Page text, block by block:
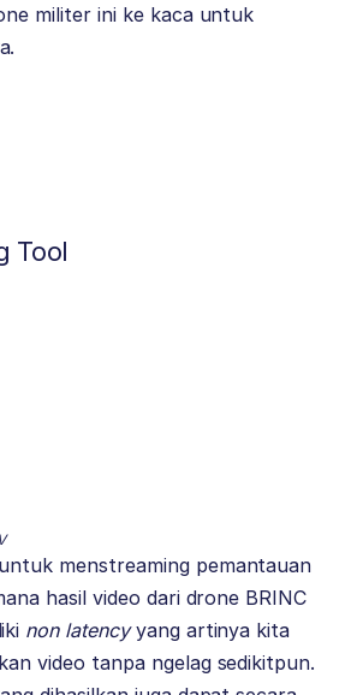
militer ini ke kaca untuk
Tool
menstreaming pemantauan
hasil video dari drone BRINC
non latencyyang artinya kita
video tanpa ngelag sedikitpun.